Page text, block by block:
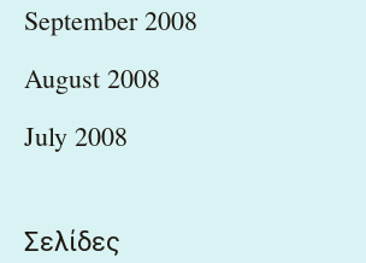
September 2008
August 2008
July 2008
Σελίδες